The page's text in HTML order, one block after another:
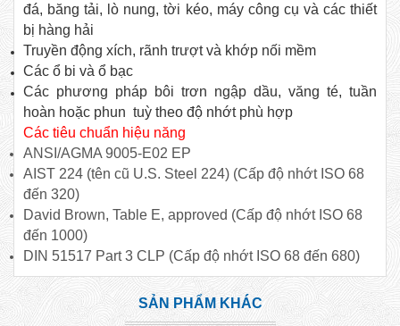
đá, băng tải, lò nung, tời kéo, máy công cụ và các thiết
bị hàng hải
Truyền động xích, rãnh trượt và khớp nối mềm
Các ổ bi và ổ bạc
Các phương pháp bôi trơn ngập dầu, văng té, tuần
hoàn hoặc phun tuỳ theo độ nhớt phù hợp
Các tiêu chuẩn hiệu năng
ANSI/AGMA 9005-E02 EP
AIST 224 (tên cũ U.S. Steel 224) (Cấp độ nhớt ISO 68
đến 320)
David Brown, Table E, approved (Cấp độ nhớt ISO 68
đến 1000)
DIN 51517 Part 3 CLP (Cấp độ nhớt ISO 68 đến 680)
SẢN PHẨM KHÁC